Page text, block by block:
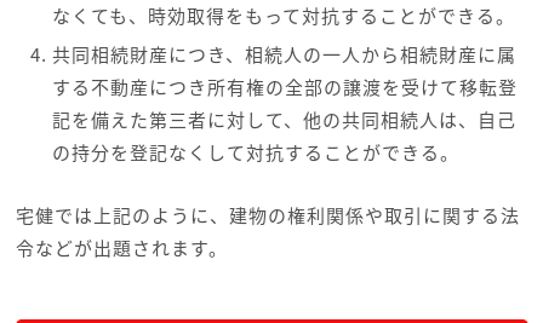
なくても、時効取得をもって対抗することができる。
共同相続財産につき、相続人の一人から相続財産に属
する不動産につき所有権の全部の譲渡を受けて移転登
記を備えた第三者に対して、他の共同相続人は、自己
の持分を登記なくして対抗することができる。
宅健では上記のように、建物の権利関係や取引に関する法
令などが出題されます。